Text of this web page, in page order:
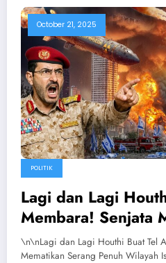
October 21, 2025
POLITIK
Lagi dan Lagi
Membara! Senjata
Serang Penuh
\n\nLagi dan Lagi Houthi Buat Tel
Mematikan Serang Penuh